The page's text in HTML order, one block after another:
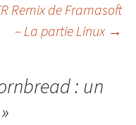
Remix de Framasoft
– La partie Linux →
: un
»